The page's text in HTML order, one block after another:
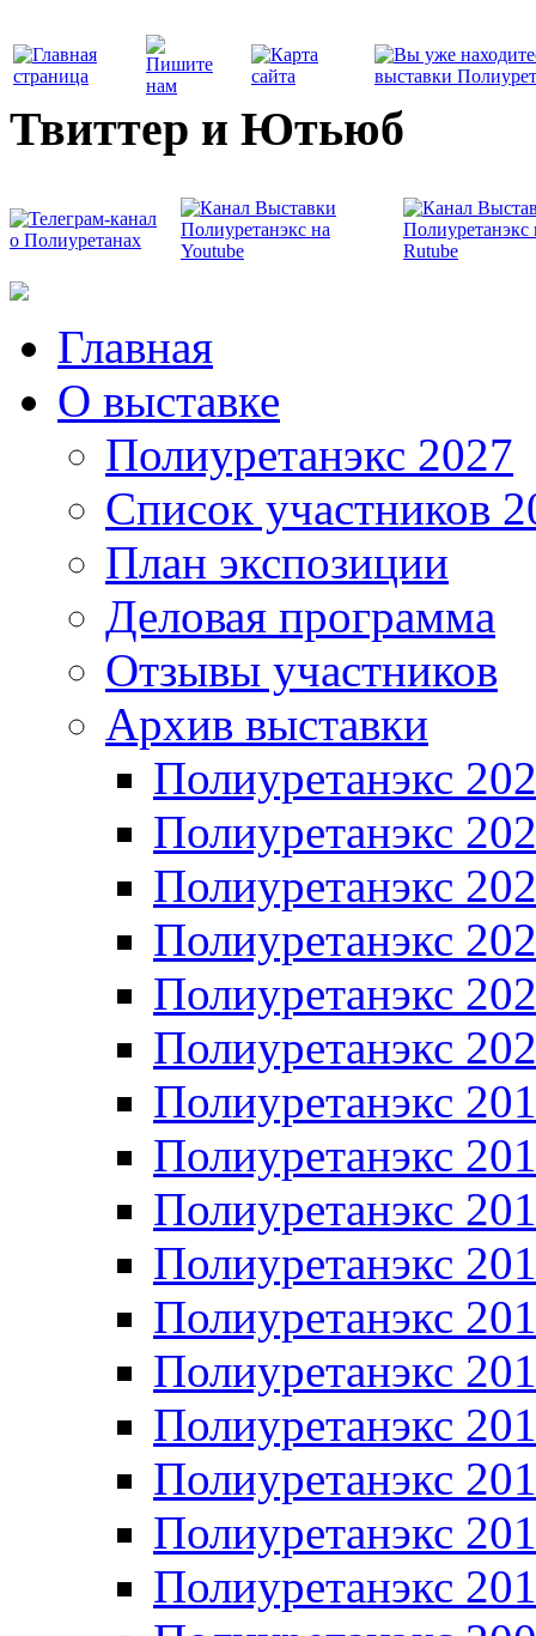
Твиттер и Ютьюб
Главная
О выставке
Полиуретанэкс 2027
Список участников
План экспозиции
Деловая программа
Отзывы участников
Архив выставки
Полиуретанэкс
Полиуретанэкс
Полиуретанэкс
Полиуретанэкс
Полиуретанэкс
Полиуретанэкс
Полиуретанэкс
Полиуретанэкс
Полиуретанэкс
Полиуретанэкс
Полиуретанэкс
Полиуретанэкс
Полиуретанэкс
Полиуретанэкс
Полиуретанэкс
Полиуретанэкс